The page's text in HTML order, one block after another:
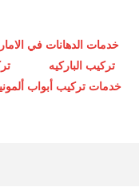
خدمات الدهانات في
تركيب الباركيه
خدمات تركيب أبواب